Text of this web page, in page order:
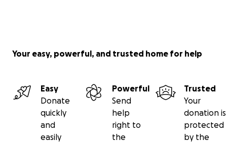
Your easy, powerful, and trusted home for help
Easy
Donate
quickly
and
easily
Powerful
Send
help
right to
the
Trusted
Your
donation is
protected
by the